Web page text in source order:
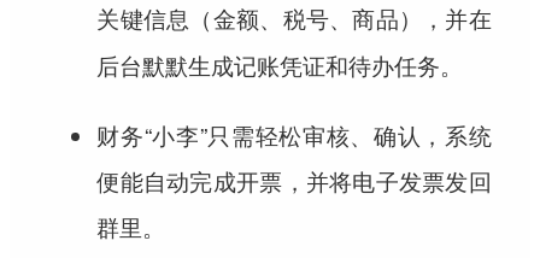
关键信息（金额、税号、商品），并在
后台默默生成记账凭证和待办任务。
财务“小李”只需轻松审核、确认，系统
便能自动完成开票，并将电子发票发回
群里。